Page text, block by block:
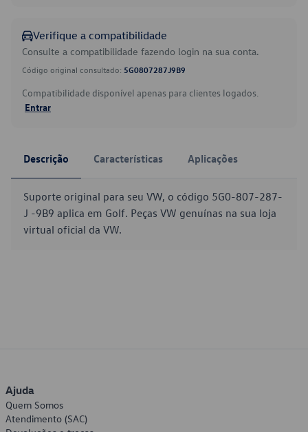
Verifique a compatibilidade
Consulte a compatibilidade fazendo login na sua conta.
Código original consultado: 5G0807287J9B9
Compatibilidade disponível apenas para clientes logados.
Entrar
Descrição Características Aplicações
Suporte original para seu VW, o código 5G0-807-287-
J -9B9 aplica em Golf. Peças VW genuínas na sua loja
virtual oficial da VW.
Ajuda
Quem Somos
Atendimento (SAC)